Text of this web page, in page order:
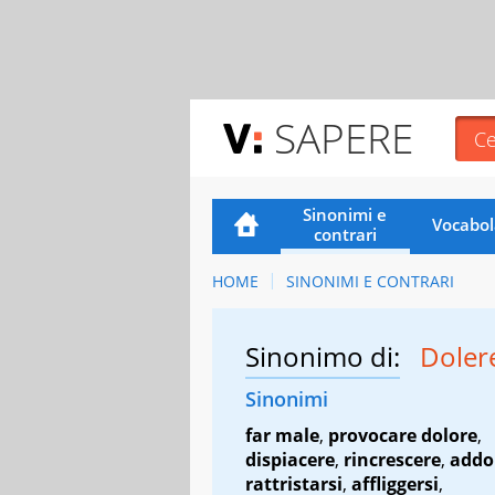
SAPERE
Sinonimi e
contrari
HOME SINONIMI E CONTRARI
Sinonimo di:
Sinonimi
far male, provocare dolore,
dispiacere, rincrescere,
rattristarsi, affliggersi,